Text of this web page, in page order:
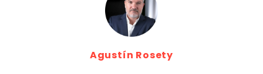
Agustín Rosety